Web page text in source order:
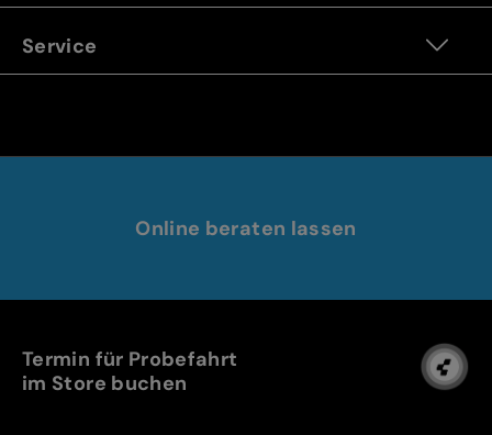
Service
Online beraten lassen
Termin für Probefahrt
im Store buchen